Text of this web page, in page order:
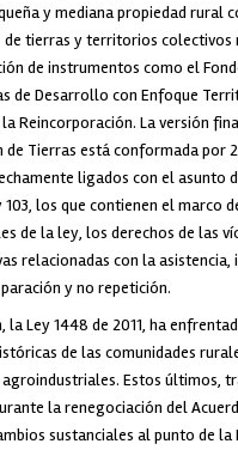
y mediana propiedad rural
de tierras y territorios colectivos
de instrumentos como el
de Desarrollo con Enfoque
Reincorporación. La versión
de Tierras está conformada por
ligados con el asunto
103, los que contienen el marco
de la ley, los derechos de las
relacionadas con la asistencia,
y no repetición.
la Ley 1448 de 2011, ha
de las comunidades
Estos últimos,
la renegociación del
sustanciales al punto de la